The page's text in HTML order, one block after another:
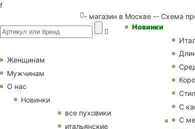
f
- магазин в Москве -- Схема
Новинки
С
С
Женщинам
Мужчинам
О нас
Новинки
все пуховики
итальянские